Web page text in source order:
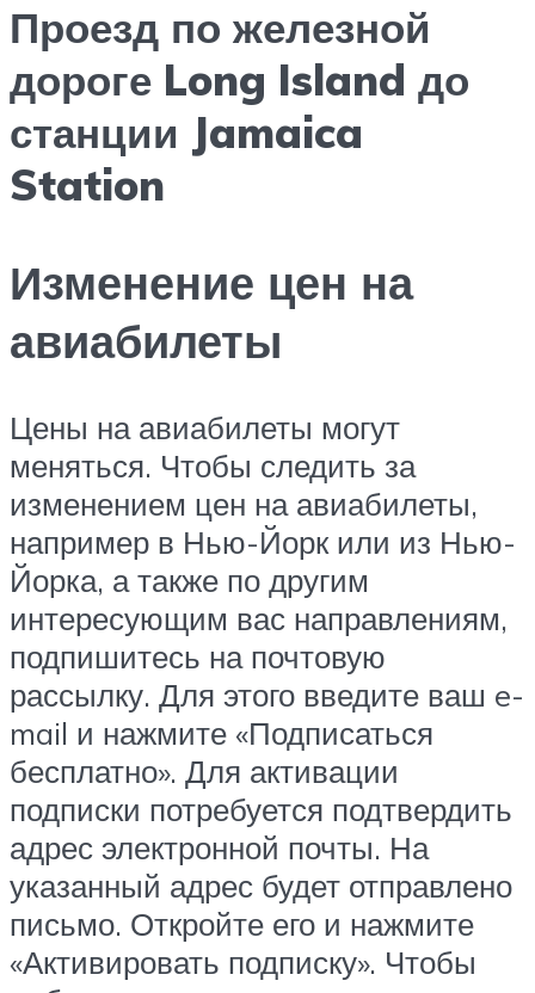
Проезд по железной
дороге Long Island до
станции Jamaica
Station
Изменение цен на
авиабилеты
Цены на авиабилеты могут
меняться. Чтобы следить за
изменением цен на авиабилеты,
например в Нью-Йорк или из Нью-
Йорка, а также по другим
интересующим вас направлениям,
подпишитесь на почтовую
рассылку. Для этого введите ваш e-
mail и нажмите «Подписаться
бесплатно». Для активации
подписки потребуется подтвердить
адрес электронной почты. На
указанный адрес будет отправлено
письмо. Откройте его и нажмите
«Активировать подписку». Чтобы